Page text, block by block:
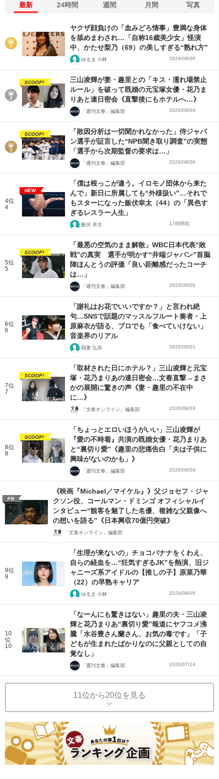
最新 24時間 週間 月間 写真
ヤクザ顔負けの「血みどろ情事」豊満な身体
を舐めまわされ…「自称16歳美少女」怪演
中、かたせ梨乃（69）の美しすぎる“熟れ方”
ゆるま 小林 2026/08/06
SCOOP!
三山凌輝が妻・趣里との「キス・濡れ場禁止
ルール」を破って既婚の元宝塚女優・花乃ま
りあと連日密会《直撃後にもホテルへ…》
「週刊文春」編集部 2026/08/04
SCOOP!
「敗因分析は一切聞かれなかった」侍ジャパ
ン選手が証言した“NPB聞き取り調査”の実態
「選手から次期監督の要求は…」
「週刊文春」編集部 2026/08/06
4位
4
NEW
「僕は根っこが違う。イロモノ団体から来た
んで」新日に所属しても“外様扱い”…それで
もスターになった飯伏幸太（44）の「異色す
ぎるレスラー人生」
飯伏 幸太 17時間前
5位
5
SCOOP!
「最悪の空気のまま解散」WBC日本代表“敗
戦”の真実 選手が明かす“井端ジャパン”首脳
陣ほんとうの評価「良い距離感だったコーチ
は…」
「週刊文春」編集部 2026/08/06
6位
6
「謝礼はお花でいいですか？」と言われ絶
句…SNSで話題のマッスルフルート奏者・上
原麻衣が語る、プロでも「食べていけない」
音楽界のリアル
我妻 弘崇 2026/08/01
7位
7
SCOOP!
「取材された日にホテル？」三山凌輝と元宝
塚・花乃まりあの連日密会…文春直撃→まさ
かの展開に驚きの声《妻・趣里の不在中
に…》
「文春オンライン」編集部 2026/08/03
8位
8
SCOOP!
「ちょっとエロいほうがいい」三山凌輝が
『愛の不時着』共演の既婚女優・花乃まりあ
と“裏切り愛”《趣里の悲痛告白「夫は子供に
興味がないのかも」》
「週刊文春」編集部 2026/08/04
PR
《映画『Michael／マイケル』》父ジョセフ・ジャ
クソン役、コールマン・ドミンゴ オフィシャルイ
ンタビュー“観客を魅了した名優、複雑な父親像へ
の想いを語る”《日本興収70億円突破》
「文春オンライン」編集部
9位
9
「生理が来ないの」チョコバナナをくわえ、
自らの経血を…“狂気すぎるJK”を熱演、旧ジ
ャニーズ系アイドルの【推しの子】原菜乃華
（22）の早熟キャリア
ゆるま 小林 2026/08/05
10
位
10
「なーんにも驚きはない」趣里の夫・三山凌
輝と花乃まりあ“裏切り愛”報道にヤフコメ沸
騰「水谷豊さん蘭さん、お気の毒です」「子
どもが生まれたばかりなのに父親としての自
覚なし」
「週刊文春」編集部 2026/07/24
11位から20位を見る